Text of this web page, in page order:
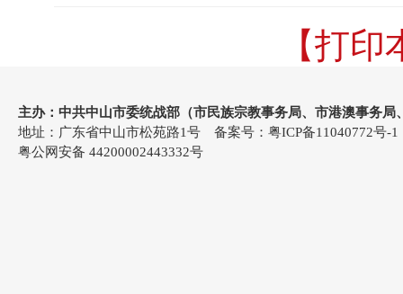
【打
主办：中共中山市委统战部（市民族宗教事务局、市港澳事务局
地址：广东省中山市松苑路1号 备案号： 粤ICP备11040772号-1
粤公网安备 44200002443332号